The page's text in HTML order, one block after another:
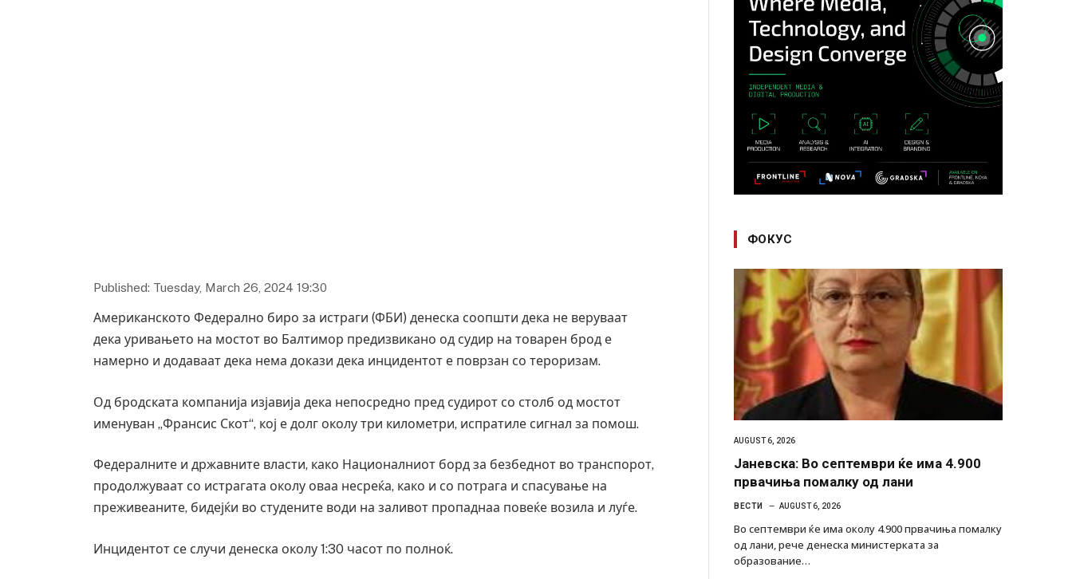
Published: Tuesday, March 26, 2024 19:30
Американското Федерално биро за истраги (ФБИ) денеска соопшти дека не веруваат
дека уривањето на мостот во Балтимор предизвикано од судир на товарен брод е
намерно и додаваат дека нема докази дека инцидентот е поврзан со тероризам.
Од бродската компанија изјавија дека непосредно пред судирот со столб од мостот
именуван „Франсис Скот“, кој е долг околу три километри, испратиле сигнал за помош.
Федералните и државните власти, како Националниот борд за безбеднот во транспорот,
продолжуваат со истрагата околу оваа несреќа, како и со потрага и спасување на
преживеаните, бидејќи во студените води на заливот пропаднаа повеќе возила и луѓе.
Инцидентот се случи денеска околу 1:30 часот по полноќ.
ФОКУС
AUGUST 6, 2026
Јаневска: Во септември ќе има 4.900
првачиња помалку од лани
ВЕСТИ AUGUST 6, 2026
Во септември ќе има околу 4.900 првачиња помалку
од лани, рече денеска министерката за
образование…